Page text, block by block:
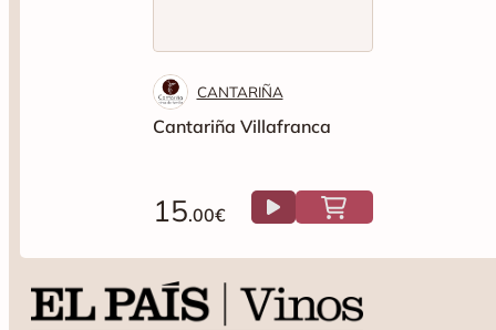
CANTARIÑA
Cantariña Villafranca
15.00€